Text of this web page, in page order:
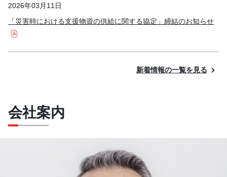
2026年03月11日
「災害時における支援物資の供給に関する協定」締結のお知らせ
新着情報の一覧を見る
会社案内